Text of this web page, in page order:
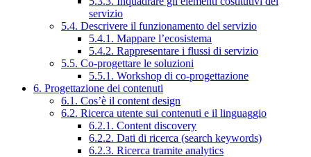
servizio
5.4. Descrivere il funzionamento del servizio
5.4.1. Mappare l’ecosistema
5.4.2. Rappresentare i flussi di servizio
5.5. Co-progettare le soluzioni
5.5.1. Workshop di co-progettazione
6. Progettazione dei contenuti
6.1. Cos’è il content design
6.2. Ricerca utente sui contenuti e il linguaggio
6.2.1. Content discovery
6.2.2. Dati di ricerca (search keywords)
6.2.3. Ricerca tramite analytics